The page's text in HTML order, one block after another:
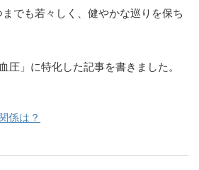
までも若々しく、健やかな巡りを保ち
圧」に特化した記事を書きました。
係は？